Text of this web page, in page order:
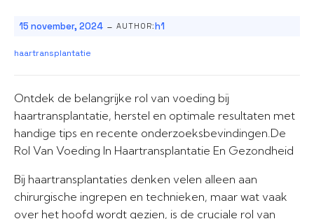
15 november, 2024 - AUTHOR:h1
haartransplantatie
Ontdek de belangrijke rol van voeding bij
haartransplantatie, herstel en optimale resultaten met
handige tips en recente onderzoeksbevindingen.De
Rol Van Voeding In Haartransplantatie En Gezondheid
Bij haartransplantaties denken velen alleen aan
chirurgische ingrepen en technieken, maar wat vaak
over het hoofd wordt gezien, is de cruciale rol van